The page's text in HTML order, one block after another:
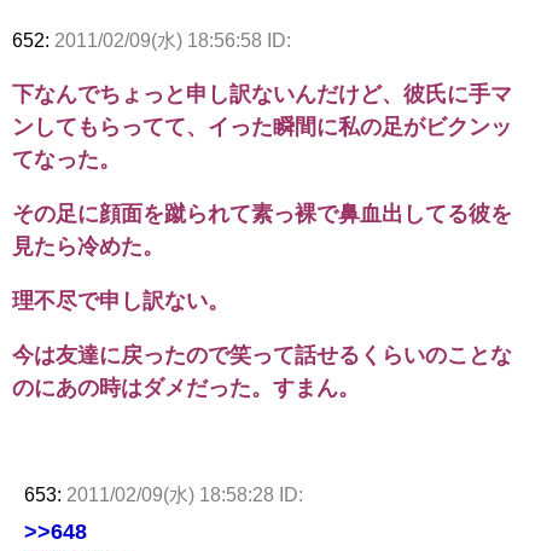
652: 2011/02/09(水) 18:56:58 ID:
下なんでちょっと申し訳ないんだけど、彼氏に手マ
ンしてもらってて、イった瞬間に私の足がビクンッ
てなった。
その足に顔面を蹴られて素っ裸で鼻血出してる彼を
見たら冷めた。
理不尽で申し訳ない。
今は友達に戻ったので笑って話せるくらいのことな
のにあの時はダメだった。すまん。
653: 2011/02/09(水) 18:58:28 ID:
>>648